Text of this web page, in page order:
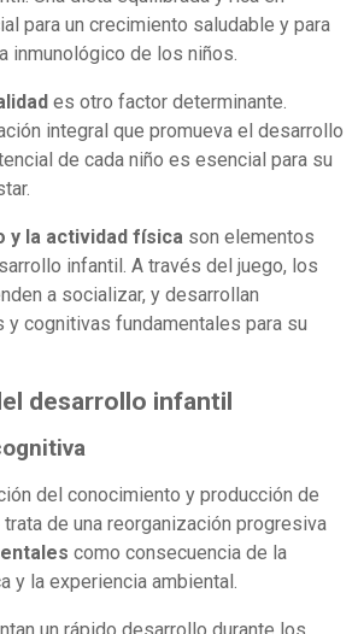
para un crecimiento saludable y para
inmunológico de los niños.
es otro factor determinante.
integral que promueva el desarrollo
de cada niño es esencial para su
y la actividad física son elementos
infantil. A través del juego, los
a socializar, y desarrollan
y cognitivas fundamentales para su
desarrollo infantil
del conocimiento y producción de
de una reorganización progresiva
como consecuencia de la
y la experiencia ambiental.